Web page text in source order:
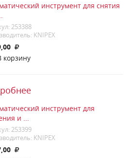
инструмент для снятия
253388
KNIPEX
корзину
инструмент для
и ...
253399
KNIPEX